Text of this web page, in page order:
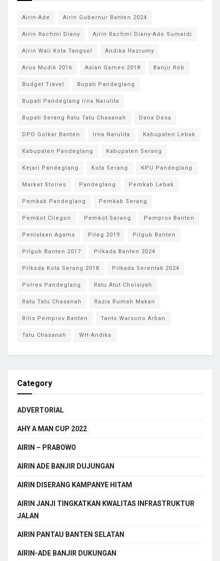
Airin-Ade Airin Gubernur Banten 2024
Airin Rachmi Diany Airin Rachmi Diany-Ade Sumardi
Airin Wali Kota Tangsel Andika Hazrumy
Arus Mudik 2016 Asian Games 2018 Banjir Rob
Budget Travel Bupati Pandeglang
Bupati Pandeglang Irna Narulita
Bupati Serang Ratu Tatu Chasanah Dana Desa
DPD Golkar Banten Irna Narulita Kabupaten Lebak
Kabupaten Pandeglang Kabupaten Serang
Kejari Pandeglang Kota Serang KPU Pandeglang
Market Stories Pandeglang Pemkab Lebak
Pemkab Pandeglang Pemkab Serang
Pemkot Cilegon Pemkot Serang Pemprov Banten
Penistaan Agama Pileg 2019 Pilgub Banten
Pilgub Banten 2017 Pilkada Banten 2024
Pilkada Kota Serang 2018 Pilkada Serentak 2024
Polres Pandeglang Ratu Atut Choisiyah
Ratu Tatu Chasanah Razia Rumah Makan
Rilis Pemprov Banten Tanto Warsono Arban
Tatu Chasanah WH-Andika
Category
ADVERTORIAL
AHY A MAN CUP 2022
AIRIN – PRABOWO
AIRIN ADE BANJIR DUJUNGAN
AIRIN DISERANG KAMPANYE HITAM
AIRIN JANJI TINGKATKAN KWALITAS INFRASTRUKTUR
JALAN
AIRIN PANTAU BANTEN SELATAN
AIRIN-ADE BANJIR DUKUNGAN